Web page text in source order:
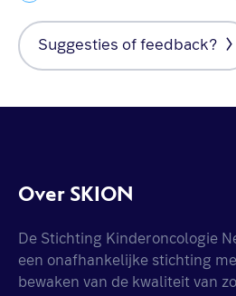
Suggesties of feedback?
Over SKION
De Stichting Kinderoncologie
een onafhankelijke stichting
bewaken van de kwaliteit van